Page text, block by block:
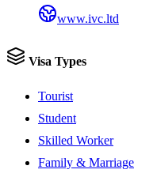
www.ivc.ltd
Visa Types
Tourist
Student
Skilled Worker
Family & Marriage